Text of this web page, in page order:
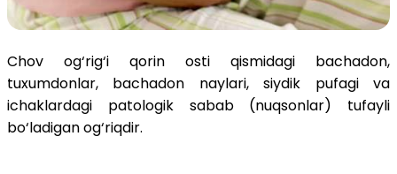
Chov og‘rig‘i qorin osti qismidagi bachadon,
tuxumdonlar, bachadon naylari, siydik pufagi va
ichaklardagi patologik sabab (nuqsonlar) tufayli
bo‘ladigan og‘riqdir.